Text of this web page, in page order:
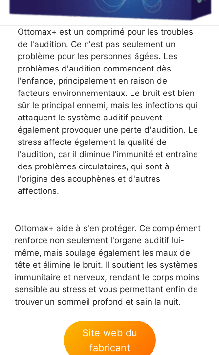
Ottomax+ est un comprimé pour les troubles
de l'audition. Ce n'est pas seulement un
problème pour les personnes âgées. Les
problèmes d'audition commencent dès
l'enfance, principalement en raison de
facteurs environnementaux. Le bruit est bien
sûr le principal ennemi, mais les infections qui
attaquent le système auditif peuvent
également provoquer une perte d'audition. Le
stress affecte également la qualité de
l'audition, car il diminue l'immunité et entraîne
des problèmes circulatoires, qui sont à
l'origine des acouphènes et d'autres
affections.
Ottomax+ aide à s'en protéger. Ce complément
renforce non seulement l'organe auditif lui-
même, mais soulage également les maux de
tête et élimine le bruit. Il soutient les systèmes
immunitaire et nerveux, rendant le corps moins
sensible au stress et vous permettant enfin de
trouver un sommeil profond et sain la nuit.
Site web du
fabricant